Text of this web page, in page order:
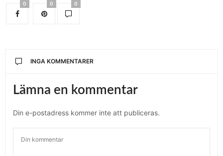
0 0 0
INGA KOMMENTARER
Lämna en kommentar
Din e-postadress kommer inte att publiceras.